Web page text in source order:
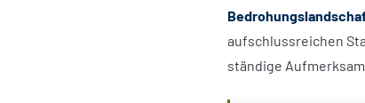
aufschlussreichen
ständige